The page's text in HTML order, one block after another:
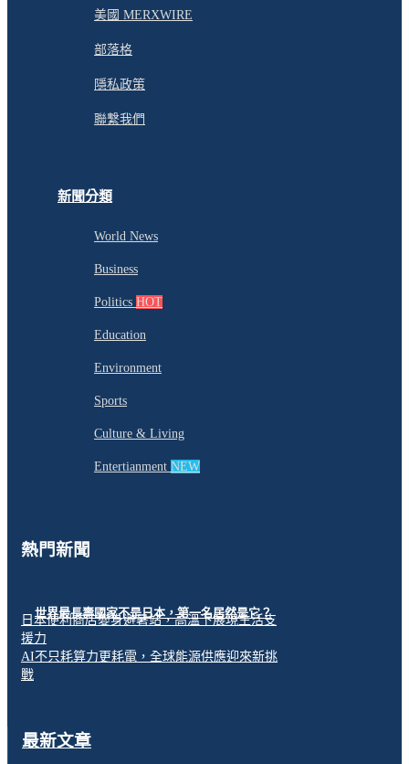
美國 MERXWIRE
部落格
隱私政策
聯繫我們
新聞分類
World News
Business
Politics HOT
Education
Environment
Sports
Culture & Living
Entertianment NEW
熱門新聞
世界最長壽國家不是日本，第一名居然是它？
日本便利商店變身避暑站，高溫下展現生活支
援力
AI不只耗算力更耗電，全球能源供應迎來新挑
戰
最新文章